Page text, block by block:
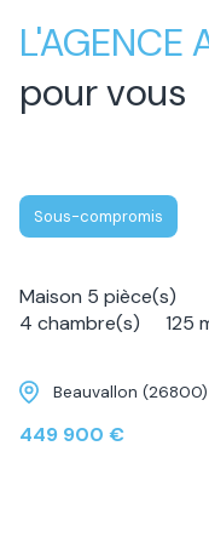
L'AGENCE
pour vous